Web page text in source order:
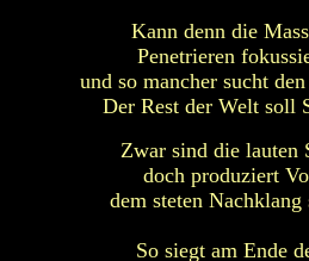
Kann denn die
Penetrieren
und so mancher sucht
Der Rest der Welt soll
Zwar sind die lauten
doch produziert
dem steten
So siegt am Ende